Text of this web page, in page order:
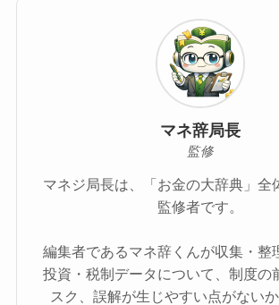
マネ辞局長
監修
マネジ局長は、「お金の大辞典」全
監修者です。
編集者であるマネ辞くんが収集・整
投資・税制データについて、制度の
スク、誤解が生じやすい点がない